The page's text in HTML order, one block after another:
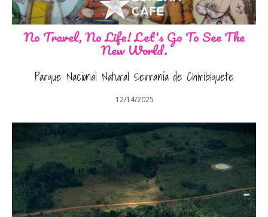
No Travel, No Life! Let's Go To See The
New World.
Parque Nacional Natural Serranía de Chiribiquete
12/14/2025